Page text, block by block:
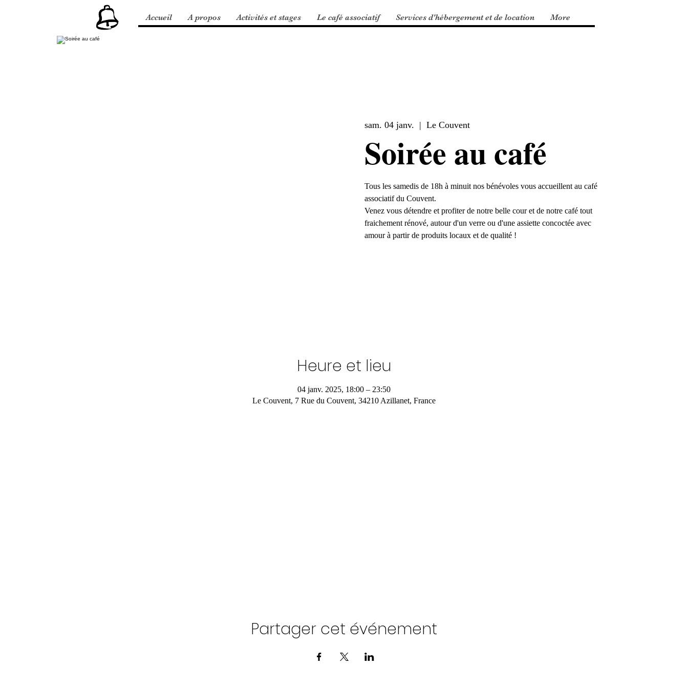
Accueil A propos Activités et stages Le café associatif Services d'hébergement et de location More
sam. 04 janv.
  |
Le Couvent
Soirée au café
Tous les samedis de 18h à minuit nos bénévoles vous accueillent au café
associatif du Couvent.
Venez vous détendre et profiter de notre belle cour et de notre café tout
fraichement rénové, autour d'un verre ou d'une assiette concoctée avec
amour à partir de produits locaux et de qualité !
Heure et lieu
04 janv. 2025, 18:00 – 23:50
Le Couvent, 7 Rue du Couvent, 34210 Azillanet, France
Partager cet événement